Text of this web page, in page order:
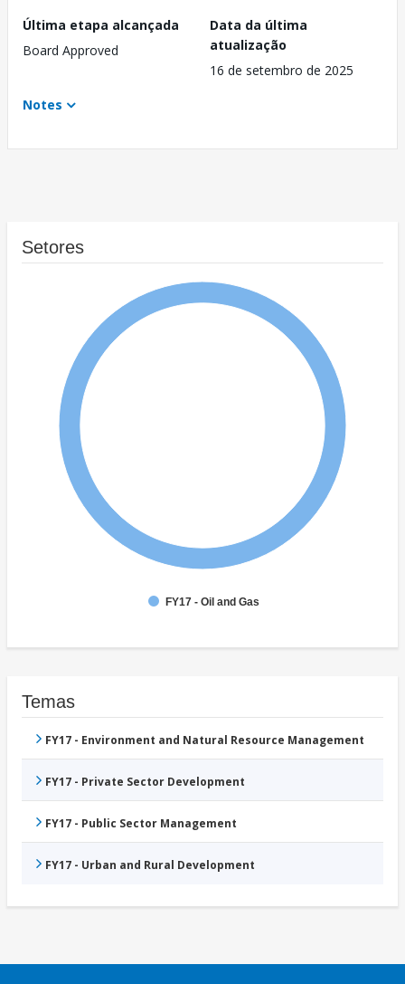
Última etapa alcançada
Board Approved
Data da última
atualização
16 de setembro de 2025
Notes
Setores
FY17 - Oil and Gas
Temas
FY17 - Environment and Natural Resource Management
FY17 - Private Sector Development
FY17 - Public Sector Management
FY17 - Urban and Rural Development